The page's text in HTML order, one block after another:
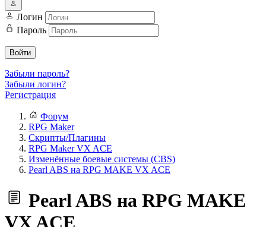
Логин
Пароль
Войти
Забыли пароль?
Забыли логин?
Регистрация
Форум
RPG Maker
Скрипты/Плагины
RPG Maker VX ACE
Изменённые боевые системы (CBS)
Pearl ABS на RPG MAKE VX ACE
Pearl ABS на RPG MAKE
VX ACE